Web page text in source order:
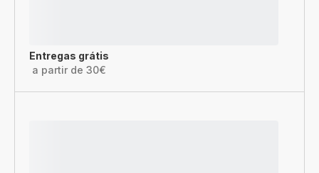
Entregas grátis
a partir de 30€